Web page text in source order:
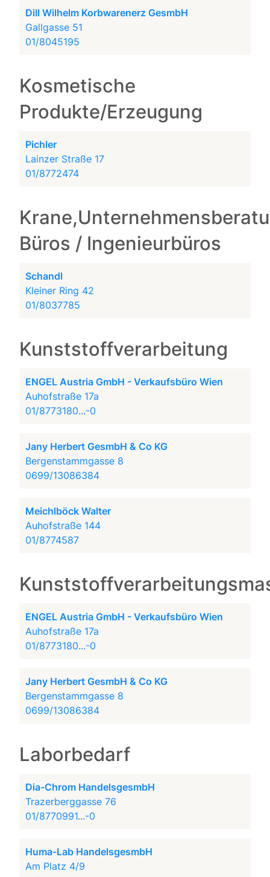
Dill Wilhelm Korbwarenerz GesmbH
Gallgasse 51
01/8045195
Kosmetische
Produkte/Erzeugung
Pichler
Lainzer Straße 17
01/8772474
Büros / Ingenieurbüros
Schandl
Kleiner Ring 42
01/8037785
Kunststoffverarbeitung
ENGEL Austria GmbH - Verkaufsbüro Wien
Auhofstraße 17a
01/8773180...-0
Jany Herbert GesmbH & Co KG
Bergenstammgasse 8
0699/13086384
Meichlböck Walter
Auhofstraße 144
01/8774587
ENGEL Austria GmbH - Verkaufsbüro Wien
Auhofstraße 17a
01/8773180...-0
Jany Herbert GesmbH & Co KG
Bergenstammgasse 8
0699/13086384
Laborbedarf
Dia-Chrom HandelsgesmbH
Trazerberggasse 76
01/8770991...-0
Huma-Lab HandelsgesmbH
Am Platz 4/9